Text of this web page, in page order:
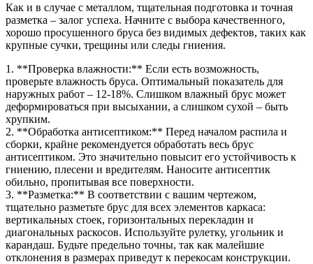
Как и в случае с металлом, тщательная подготовка и точная
разметка – залог успеха. Начните с выбора качественного,
хорошо просушенного бруса без видимых дефектов, таких как
крупные сучки, трещины или следы гниения.
1. **Проверка влажности:** Если есть возможность,
проверьте влажность бруса. Оптимальный показатель для
наружных работ – 12-18%. Слишком влажный брус может
деформироваться при высыхании, а слишком сухой – быть
хрупким.
2. **Обработка антисептиком:** Перед началом распила и
сборки, крайне рекомендуется обработать весь брус
антисептиком. Это значительно повысит его устойчивость к
гниению, плесени и вредителям. Наносите антисептик
обильно, пропитывая все поверхности.
3. **Разметка:** В соответствии с вашим чертежом,
тщательно разметьте брус для всех элементов каркаса:
вертикальных стоек, горизонтальных перекладин и
диагональных раскосов. Используйте рулетку, угольник и
карандаш. Будьте предельно точны, так как малейшие
отклонения в размерах приведут к перекосам конструкции.